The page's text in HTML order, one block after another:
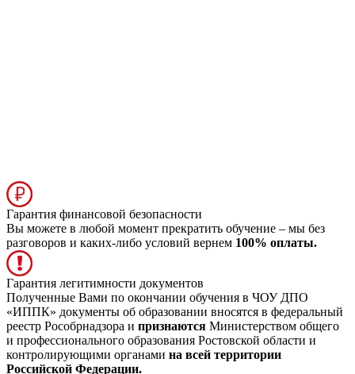
Гарантия финансовой безопасности
Вы можете в любой момент прекратить обучение – мы без
разговоров и каких-либо условий вернем 100% оплаты.
Гарантия легитимности документов
Полученные Вами по окончании обучения в ЧОУ ДПО
«ИППК» документы об образовании вносятся в федеральный
реестр Рособрнадзора и признаются Министерством общего
и профессионального образования Ростовской области и
контролирующими органами на всей территории
Российской Федерации.